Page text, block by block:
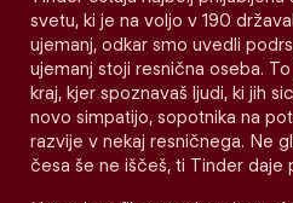
svetu, ki je na voljo v 190
ujemanj, odkar smo uvedli
ujemanj stoji resnična oseba.
kraj, kjer spoznavaš ljudi, ki jih
novo simpatijo, sopotnika na
razvije v nekaj resničnega. Ne
česa še ne iščeš, ti Tinder daje